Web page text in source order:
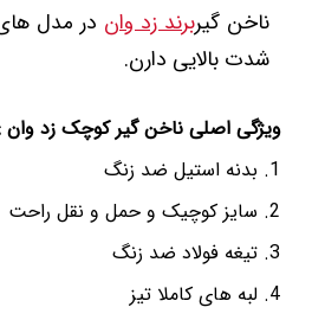
ناخن گیربرند زد وان
شدت بالایی دارن.
ویژگی اصلی ناخن گیر کوچک زد وان
بدنه استیل ضد زنگ
سایز کوچیک و حمل و نقل راحت
تیغه فولاد ضد زنگ
لبه های کاملا تیز